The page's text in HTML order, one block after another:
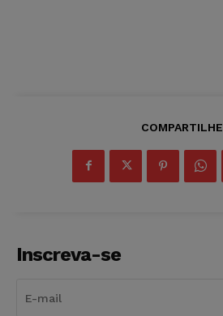
COMPARTILHE
Inscreva-se